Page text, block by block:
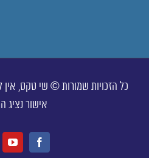
כל הזכויות שמורות © שי טקס, אין
אישור נציג